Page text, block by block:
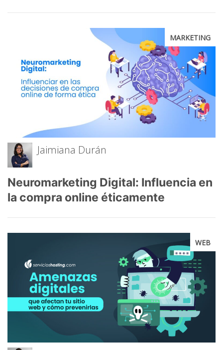
MARKETING
Jaimiana Durán
Neuromarketing Digital: Influencia en
la compra online éticamente
WEB